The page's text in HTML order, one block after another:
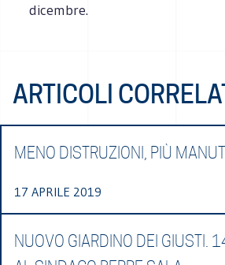
dicembre.
ARTICOLI
MENO DISTRUZIONI, PIÙ
17 APRILE 2019
NUOVO GIARDINO DEI GIUSTI.